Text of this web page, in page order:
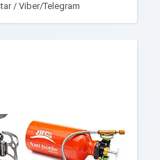
/ Viber/Telegram